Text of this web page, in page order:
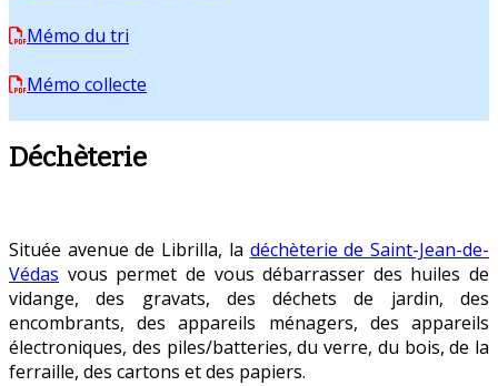
Mémo du tri
Mémo collecte
Déchèterie
Située avenue de Librilla, la déchèterie de Saint-Jean-de-
Védas vous permet de vous débarrasser des huiles de
vidange, des gravats, des déchets de jardin, des
encombrants, des appareils ménagers, des appareils
électroniques, des piles/batteries, du verre, du bois, de la
ferraille, des cartons et des papiers.